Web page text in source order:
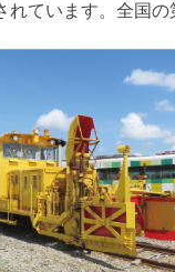
れています。全国